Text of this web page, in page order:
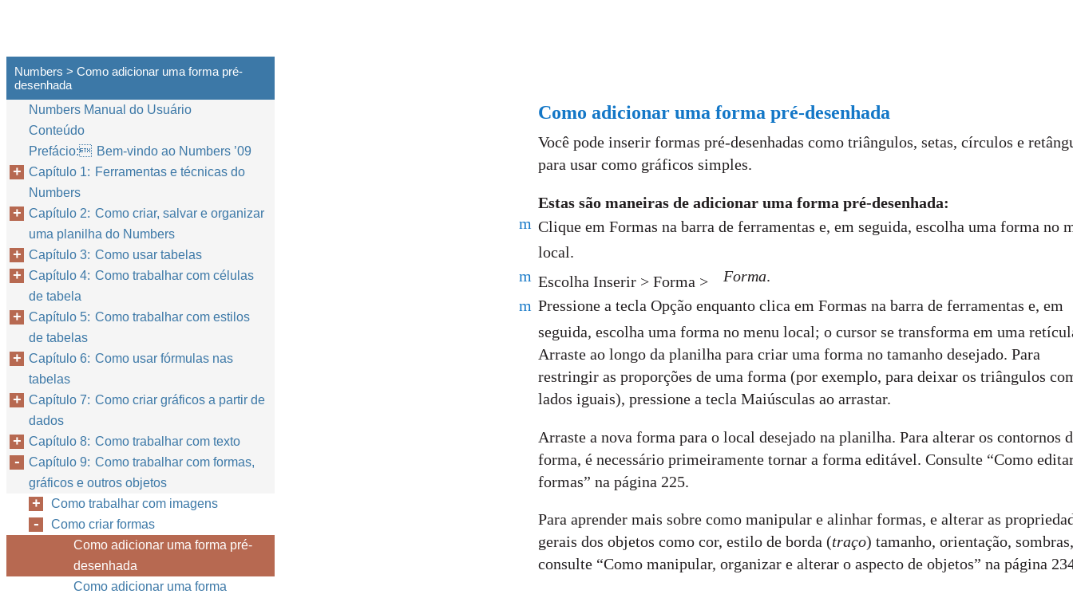
Como adicionar uma forma pré-desenhada
Você pode inserir formas pré-desenhadas como triângulos, setas, círculos e
para usar como gráficos simples.
Estas são maneiras de adicionar uma forma pré-desenhada:
Clique em Formas na barra de ferramentas e, em seguida, escolha uma forma no
m
local.
Escolha Inserir > Forma >
m Forma.
Pressione a tecla Opção enquanto clica em Formas na barra de ferramentas e, em
m
seguida, escolha uma forma no menu local; o cursor se transforma em uma
Arraste ao longo da planilha para criar uma forma no tamanho desejado. Para
restringir as proporções de uma forma (por exemplo, para deixar os triângulos
lados iguais), pressione a tecla Maiúsculas ao arrastar.
Arraste a nova forma para o local desejado na planilha. Para alterar os contornos
forma, é necessário primeiramente tornar a forma editável. Consulte “Como
formas” na página 225.
Para aprender mais sobre como manipular e alinhar formas, e alterar as
gerais dos objetos como cor, estilo de borda (traço) tamanho, orientação,
consulte “Como manipular, organizar e alterar o aspecto de objetos” na página
Numbers > Como adicionar uma forma pré-
desenhada
Numbers Manual do Usuário
Conteúdo
Prefácio: Bem-vindo ao Numbers ’09
Capítulo 1: Ferramentas e técnicas do
Numbers
Capítulo 2: Como criar, salvar e organizar
uma planilha do Numbers
Capítulo 3: Como usar tabelas
Capítulo 4: Como trabalhar com células
de tabela
Capítulo 5: Como trabalhar com estilos
de tabelas
Capítulo 6: Como usar fórmulas nas
tabelas
Capítulo 7: Como criar gráficos a partir de
dados
Capítulo 8: Como trabalhar com texto
Capítulo 9: Como trabalhar com formas,
gráficos e outros objetos
Como trabalhar com imagens
Como criar formas
Como adicionar uma forma pré-
desenhada
Como adicionar uma forma